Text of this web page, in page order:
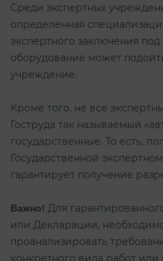
Среди экспертных
определенная
экспертного заключения
оборудование может
учреждение.
Кроме того, не все
Гоструда так называемый
государственные. То есть,
Государственной
гарантирует получение
Важно! Для
или Декларации,
проанализировать
конкретного вида работ